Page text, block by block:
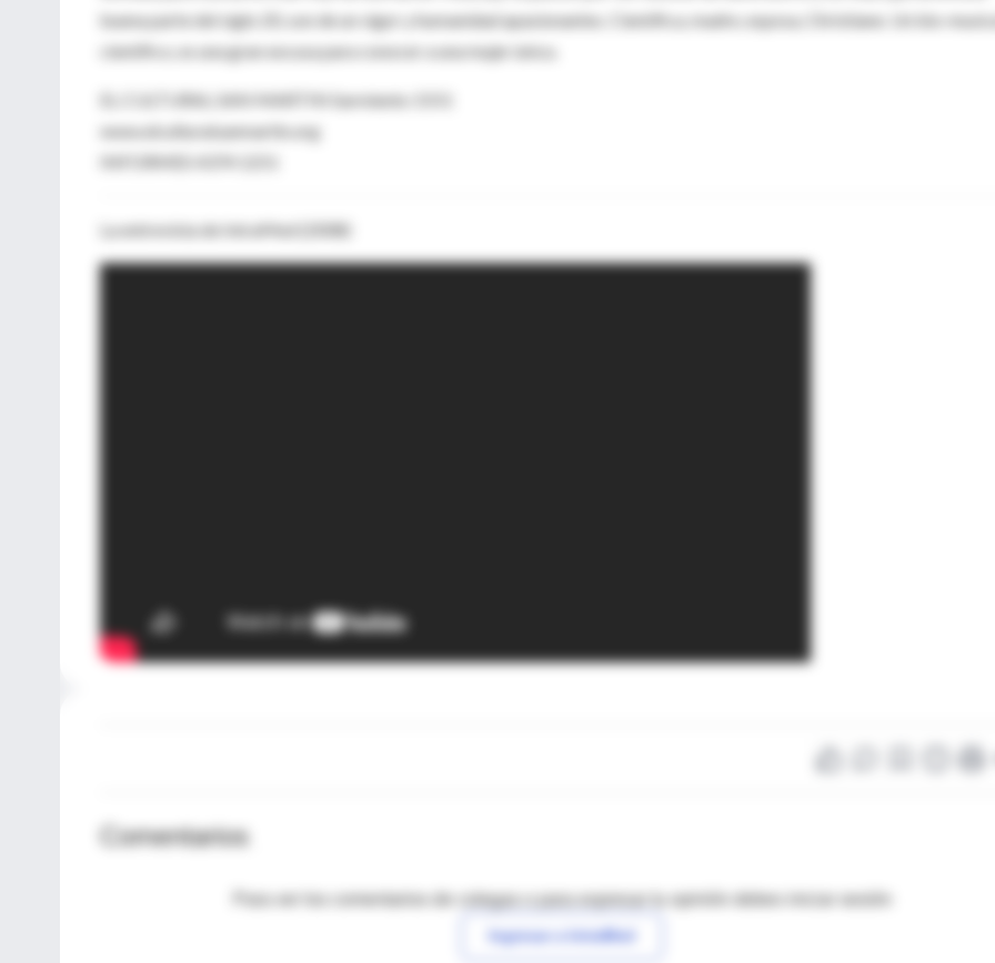
buena parte del siglo 20, son de un vigor y humanidad apasionantes. Científica, madre, esposa, Christiane. Un bio-
científico, es una gran excusa para conocer a una mujer única.
EL CULTURAL SAN MARTIN Sarmiento 1551
www.elculturalsanmartin.org
INFORMES 4374 1251
La entrevista de IntraMed (2008)
Comentarios
Para ver los comentarios de colegas o para expresar tu opinión debes iniciar sesión
Ingresar a IntraMed